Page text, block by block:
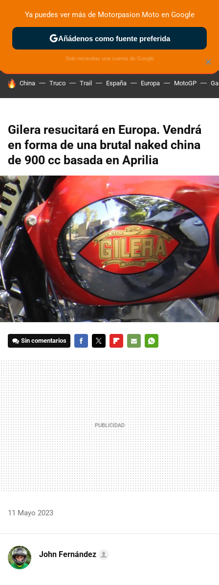
ZONA DE PRUEBAS DEPORTIVAS MOTOS ELÉCTRICAS
HOY SE HABLA DE
China Truco Trail España Europa MotoGP
Gilera resucitará en Europa. Vendrá
en forma de una brutal naked china
de 900 cc basada en Aprilia
Sin comentarios
MAIL
11 Mayo 2023
John Fernández
×
Ya puedes ver más de Motorpasion Moto en Google
Añádenos como fuente preferida
Solo necesitas una cuenta de Google